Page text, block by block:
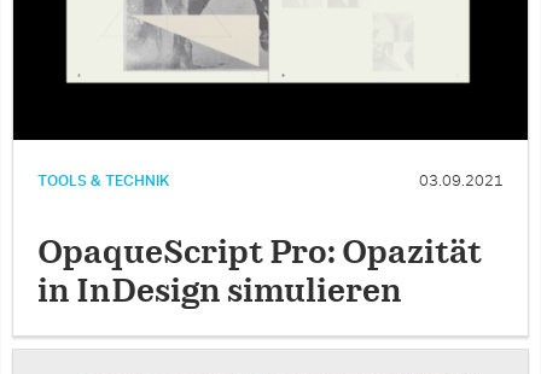
TOOLS & TECHNIK 03.09.2021
OpaqueScript Pro: Opazität
in InDesign simulieren